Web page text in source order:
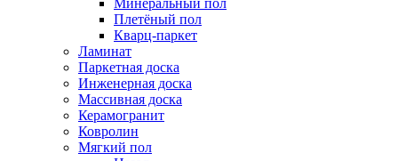
Минеральный пол
Плетёный пол
Кварц-паркет
Ламинат
Паркетная доска
Инженерная доска
Массивная доска
Керамогранит
Ковролин
Мягкий пол